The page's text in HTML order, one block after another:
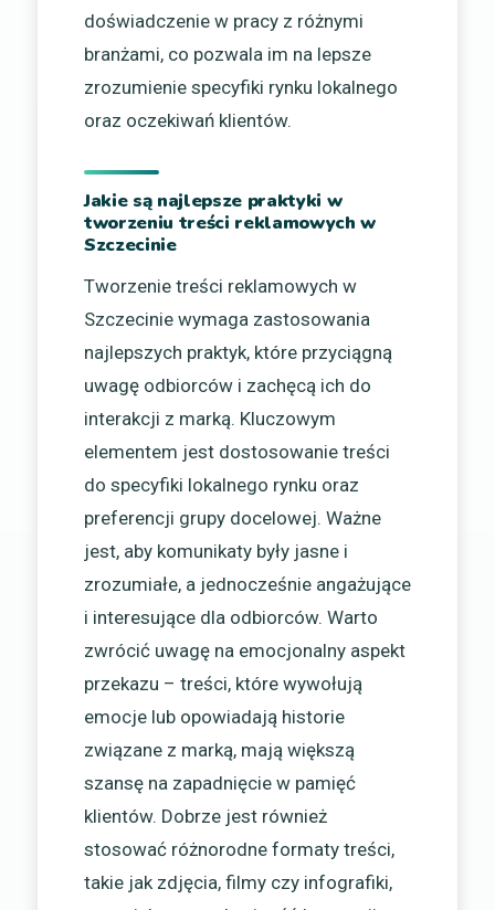
doświadczenie w pracy z różnymi
branżami, co pozwala im na lepsze
zrozumienie specyfiki rynku lokalnego
oraz oczekiwań klientów.
Jakie są najlepsze praktyki w
tworzeniu treści reklamowych w
Szczecinie
Tworzenie treści reklamowych w
Szczecinie wymaga zastosowania
najlepszych praktyk, które przyciągną
uwagę odbiorców i zachęcą ich do
interakcji z marką. Kluczowym
elementem jest dostosowanie treści
do specyfiki lokalnego rynku oraz
preferencji grupy docelowej. Ważne
jest, aby komunikaty były jasne i
zrozumiałe, a jednocześnie angażujące
i interesujące dla odbiorców. Warto
zwrócić uwagę na emocjonalny aspekt
przekazu – treści, które wywołują
emocje lub opowiadają historie
związane z marką, mają większą
szansę na zapadnięcie w pamięć
klientów. Dobrze jest również
stosować różnorodne formaty treści,
takie jak zdjęcia, filmy czy infografiki,